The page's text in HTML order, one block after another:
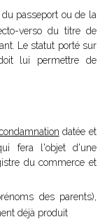
passeport ou de la
verso du titre de
Le statut porté sur
lui permettre de
datée et
fera l'objet d'une
du commerce et
des parents),
déjà produit